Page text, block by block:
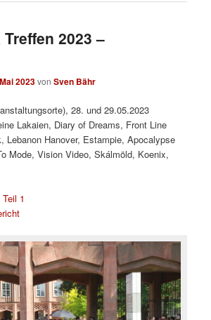
2023 –
2023vonSven Bähr
28. und 29.05.2023
Lakaien, Diary of Dreams, Front Line
Lebanon Hanover, Estampie, Apocalypse
Mode, Vision Video, Skálmöld, Koenix,
1